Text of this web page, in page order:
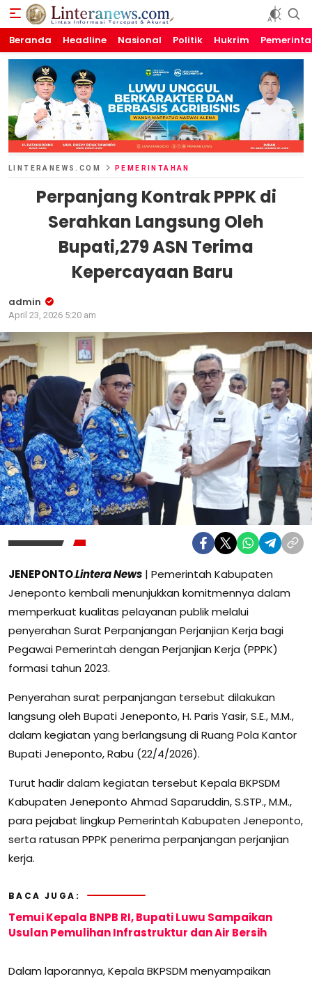
Linteranews.com
Lintas Informasi Tercepat dan Akurat
Beranda Headline Nasional Politik Hukrim
LINTERANEWS.COM PEMERINTAHAN
Perpanjang Kontrak PPPK di
Serahkan Langsung Oleh
Bupati,279 ASN Terima
Kepercayaan Baru
admin
April 23, 2026 5:20 am
JENEPONTO.Lintera News | Pemerintah Kabupaten
Jeneponto kembali menunjukkan komitmennya dalam
memperkuat kualitas pelayanan publik melalui
penyerahan Surat Perpanjangan Perjanjian Kerja bagi
Pegawai Pemerintah dengan Perjanjian Kerja (PPPK)
formasi tahun 2023.
Penyerahan surat perpanjangan tersebut dilakukan
langsung oleh Bupati Jeneponto, H. Paris Yasir, S.E., M.M.,
dalam kegiatan yang berlangsung di Ruang Pola Kantor
Bupati Jeneponto, Rabu (22/4/2026).
Turut hadir dalam kegiatan tersebut Kepala BKPSDM
Kabupaten Jeneponto Ahmad Saparuddin, S.STP., M.M.,
para pejabat lingkup Pemerintah Kabupaten Jeneponto,
serta ratusan PPPK penerima perpanjangan perjanjian
kerja.
BACA JUGA:
Temui Kepala BNPB RI, Bupati Luwu Sampaikan
Usulan Pemulihan Infrastruktur dan Air Bersih
Dalam laporannya, Kepala BKPSDM menyampaikan